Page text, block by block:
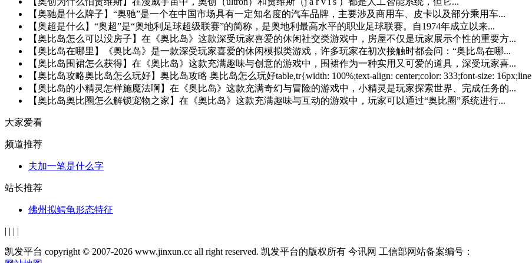
【奥驰是什么牌子】“奥驰”是一个在中国市场具有一定知名度的汽车品牌，主要涉及商用车、皮卡以及部分乘用车...
【奥超是什么】“奥超”是“奥地利足球超级联赛”的简称，是奥地利最高水平的职业足球联赛。自1974年成立以来...
【奥比岛怎么可以没房子】在《奥比岛》这款深受玩家喜爱的休闲社交类游戏中，房屋不仅是玩家展示个性的重要方...
【奥比岛在哪里】《奥比岛》是一款深受玩家喜爱的休闲模拟类游戏，许多玩家在初次接触时都会问：“奥比岛在哪...
【奥比岛围裙怎么获得】在《奥比岛》这款充满趣味与创意的游戏中，围裙作为一种实用又可爱的道具，深受玩家喜...
【奥比岛攻略奥比岛怎么玩好】奥比岛攻略 奥比岛怎么玩好table,tr{width: 100%;text-align: center;color: 333;font-size: 16px;line
【奥比岛的小精灵怎样施魔法啊】在《奥比岛》这款充满奇幻与冒险的游戏中，小精灵是玩家探索世界、完成任务的...
【奥比岛奥比圈怎么解锁宠物之家】在《奥比岛》这款充满趣味与互动的游戏中，玩家可以通过“奥比圈”系统进行...
大家爱看
频道推荐
夫加一笔是什么字
站长推荐
佛州拟鳄龟形态特征
| | | |
凯发平台 copyright © 2007-2026 www.jinxun.cc all right reserved. 凯发平台的版权所有 今讯网 工信部网站备案编号：